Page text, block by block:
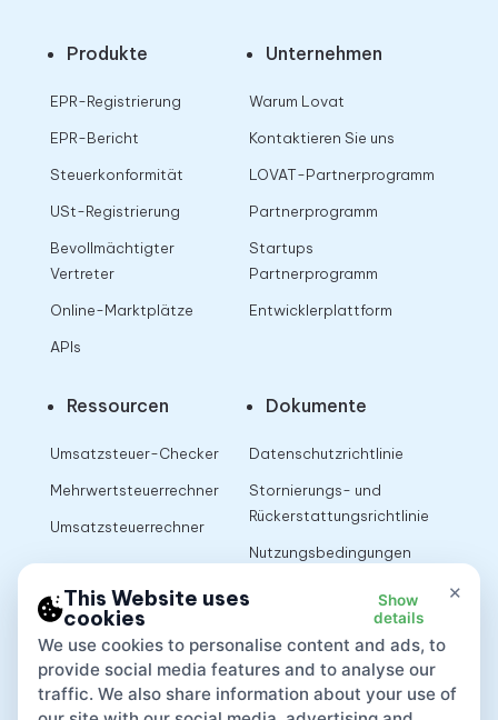
Produkte
EPR-Registrierung
EPR-Bericht
Steuerkonformität
USt-Registrierung
Bevollmächtigter
Vertreter
Online-Marktplätze
APIs
Unternehmen
Warum Lovat
Kontaktieren Sie uns
LOVAT-Partnerprogramm
Partnerprogramm
Startups
Partnerprogramm
Entwicklerplattform
Ressourcen
Umsatzsteuer-Checker
Mehrwertsteuerrechner
Umsatzsteuerrechner
Dokumente
Datenschutzrichtlinie
Stornierungs- und
Rückerstattungsrichtlinie
Nutzungsbedingungen
×
This Website uses
cookies
Show
details
We use cookies to personalise content and ads, to
provide social media features and to analyse our
traffic. We also share information about your use of